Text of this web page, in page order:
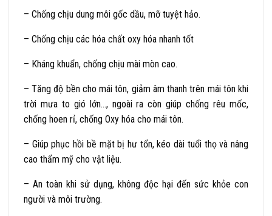
– Chống chịu dung môi gốc dầu, mỡ tuyệt hảo.
– Chống chịu các hóa chất oxy hóa nhanh tốt
– Kháng khuẩn, chống chịu mài mòn cao.
– Tăng độ bền cho mái tôn, giảm âm thanh trên mái tôn khi
trời mưa to gió lớn…, ngoài ra còn giúp chống rêu mốc,
chống hoen rỉ, chống Oxy hóa cho mái tôn.
– Giúp phục hồi bề mặt bị hư tổn, kéo dài tuổi thọ và nâng
cao thẩm mỹ cho vật liệu.
– An toàn khi sử dụng, không độc hại đến sức khỏe con
người và môi trường.